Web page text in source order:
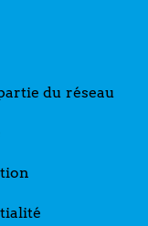
du réseau